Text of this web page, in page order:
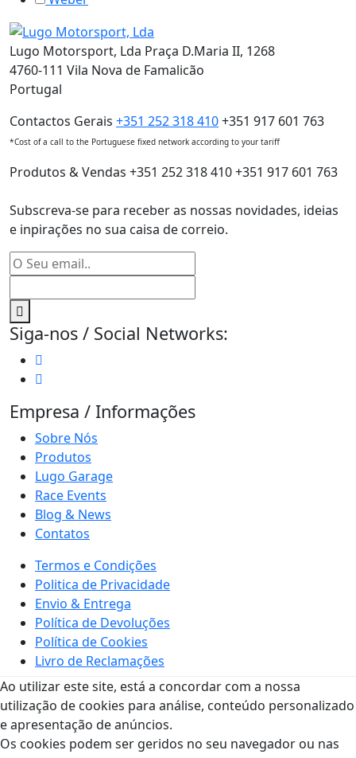
Lugo Motorsport, Lda Praça D.Maria II, 1268
4760-111 Vila Nova de Famalicão
Portugal
Contactos Gerais +351 252 318 410+351 917 601 763
*Cost of a call to the Portuguese fixed network according to your tariff
Produtos & Vendas +351 252 318 410 +351 917 601 763
Subscreva-se para receber as nossas novidades, ideias
e inpirações no sua caisa de correio.
Siga-nos / Social Networks:
Empresa / Informações
Sobre Nós
Produtos
Lugo Garage
Race Events
Blog & News
Contatos
Termos e Condições
Politica de Privacidade
Envio & Entrega
Política de Devoluções
Política de Cookies
Livro de Reclamações
Em caso de litígio o consumidor pode recorrer a uma
entidade de Resolução Alternativa de Litigio de
Consumo:
Centro de Arbitragem de Conflitos de Consumo do Vale
Ao utilizar este site, está a concordar com a nossa
utilização de cookies para análise, conteúdo personalizado
e apresentação de anúncios.
Os cookies podem ser geridos no seu navegador ou nas